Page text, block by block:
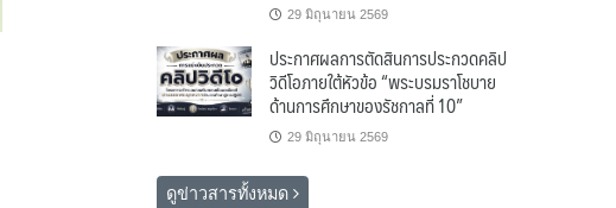
29 มิถุนายน 2569
ประกาศผลการตัดสินการประกวดคลิป
วิดีโอภายใต้หัวข้อ “พระบรมราโชบาย
ด้านการศึกษาของรัชกาลที่ 10”
29 มิถุนายน 2569
ดูข่าวสารทั้งหมด